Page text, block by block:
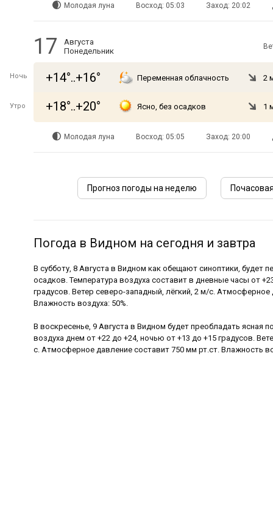
Молодая луна Восход: 05:03 Заход: 20:02
17
Августа
Понедельник
Ночь +14°..+16° Переменная облачность 2
Утро +18°..+20° Ясно, без осадков 1
Молодая луна Восход: 05:05 Заход: 20:00
Прогноз погоды на неделю
Погода в Видном на сегодня и завтра
В субботу, 8 Августа в Видном как обещают синоптики, будет
осадков. Температура воздуха составит в дневные часы от
градусов. Ветер северо-западный, лёгкий, 2 м/с.
Влажность воздуха: 50%.
В воскресенье, 9 Августа в Видном будет преобладать ясная
воздуха днем от +22 до +24, ночью от +13 до +15 градусов.
с. Атмосферное давление составит 750 мм рт.ст. Влажность